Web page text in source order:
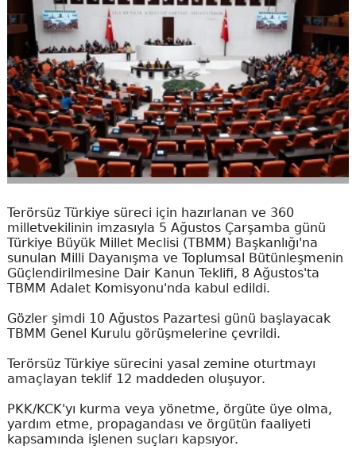
Terörsüz Türkiye süreci için hazırlanan ve 360
milletvekilinin imzasıyla 5 Ağustos Çarşamba günü
Türkiye Büyük Millet Meclisi (TBMM) Başkanlığı'na
sunulan Milli Dayanışma ve Toplumsal Bütünleşmenin
Güçlendirilmesine Dair Kanun Teklifi, 8 Ağustos'ta
TBMM Adalet Komisyonu'nda kabul edildi.
Gözler şimdi 10 Ağustos Pazartesi günü başlayacak
TBMM Genel Kurulu görüşmelerine çevrildi.
Terörsüz Türkiye sürecini yasal zemine oturtmayı
amaçlayan teklif 12 maddeden oluşuyor.
PKK/KCK'yı kurma veya yönetme, örgüte üye olma,
yardım etme, propagandası ve örgütün faaliyeti
kapsamında işlenen suçları kapsıyor.